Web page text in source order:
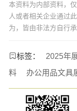
本资料为内部资料，
人或者相关企业通过
为，皆由非法方自行
标签： 2025年
料
办公用品文具